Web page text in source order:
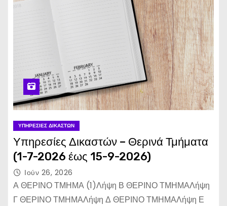
ΥΠΗΡΕΣΊΕΣ ΔΙΚΑΣΤΏΝ
Υπηρεσίες Δικαστών – Θερινά Τμήματα
(1-7-2026 έως 15-9-2026)
Ιούν 26, 2026
Α ΘΕΡΙΝΟ ΤΜΗΜΑ (1)Λήψη Β ΘΕΡΙΝΟ ΤΜΗΜΑΛήψη
Γ ΘΕΡΙΝΟ ΤΜΗΜΑΛήψη Δ ΘΕΡΙΝΟ ΤΜΗΜΑΛήψη Ε